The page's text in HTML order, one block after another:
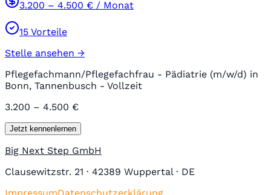
3.200 – 4.500 € / Monat
15 Vorteile
Stelle ansehen →
Pflegefachmann/Pflegefachfrau - Pädiatrie (m/w/d) in
Bonn, Tannenbusch - Vollzeit
3.200 – 4.500 €
Jetzt kennenlernen
Big Next Step GmbH
Clausewitzstr. 21 · 42389 Wuppertal · DE